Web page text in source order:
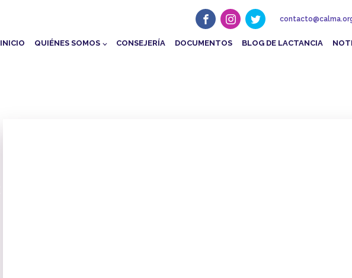
INICIO QUIÉNES SOMOS CONSEJERÍA DOCUMENTOS BLOG DE LACTANCIA